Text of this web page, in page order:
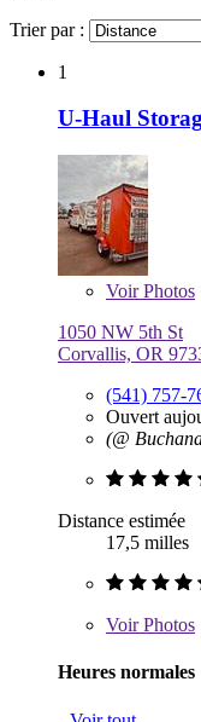
Trier par :
1
U-Haul
VoirPhotos
1050 NW 5th St
Corvallis, OR
(541) 757-
Ouvert
(@
Distance estimée
17,5 milles
VoirPhotos
Heures normales